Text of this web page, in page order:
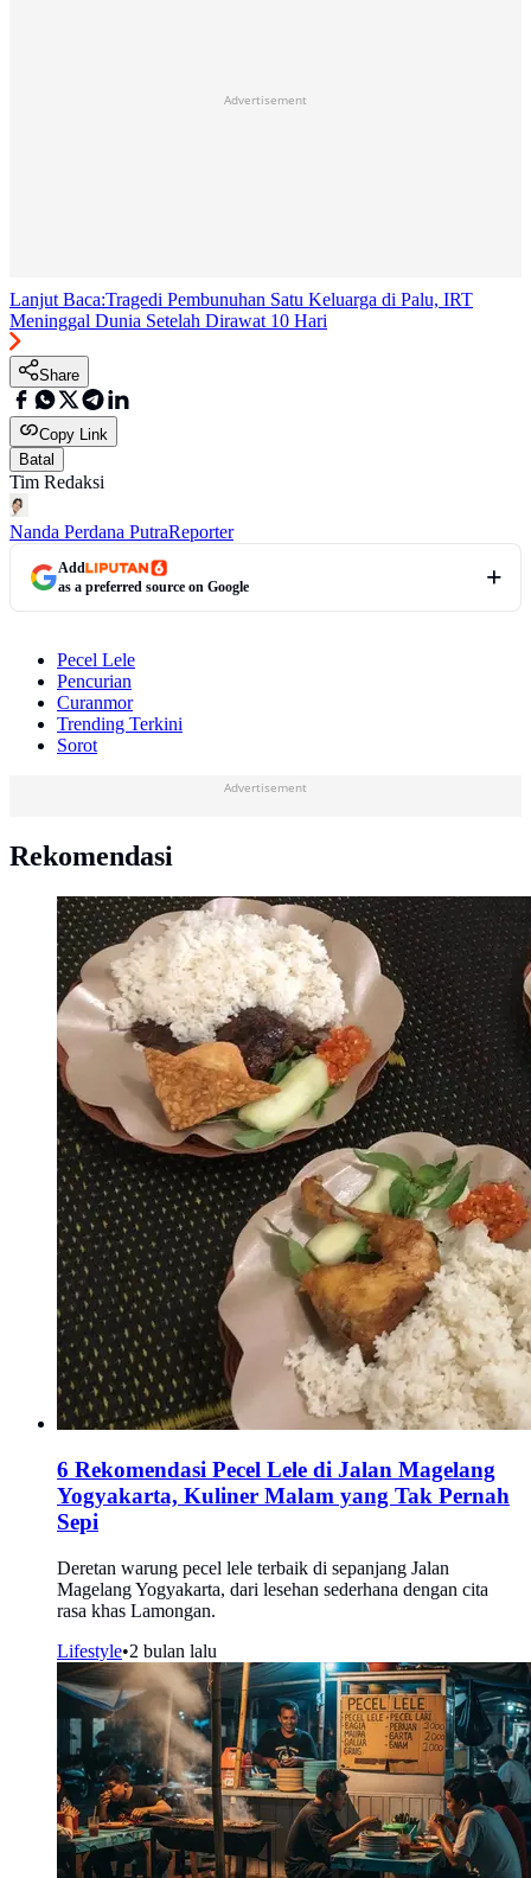
Advertisement
Lanjut Baca:Tragedi Pembunuhan Satu Keluarga di Palu, IRT
Meninggal Dunia Setelah Dirawat 10 Hari
Share
Copy Link
Batal
Tim Redaksi
Nanda Perdana PutraReporter
Add
as a preferred source on Google
Pecel Lele
Pencurian
Curanmor
Trending Terkini
Sorot
Advertisement
Rekomendasi
6 Rekomendasi Pecel Lele di Jalan Magelang
Yogyakarta, Kuliner Malam yang Tak Pernah
Sepi
Deretan warung pecel lele terbaik di sepanjang Jalan
Magelang Yogyakarta, dari lesehan sederhana dengan cita
rasa khas Lamongan.
Lifestyle•2 bulan lalu